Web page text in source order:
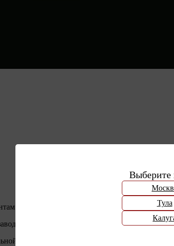
комплексные услуги по доставке
и наличия на складе заказанной Вами
оплате, как для физических, так и для
Выберите
Тула